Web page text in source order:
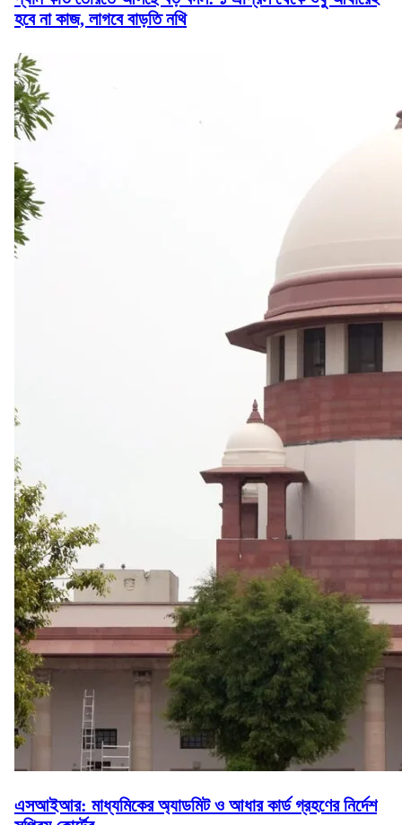
হবে না কাজ, লাগবে বাড়তি নথি
এসআইআর: মাধ্যমিকের অ্যাডমিট ও আধার কার্ড গ্রহণের নির্দেশ